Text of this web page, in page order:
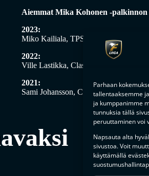
Parhaan
tallentaaksemme
ja kumppanimme
tunnuksia tällä
peruuttaminen voi
Napsauta alta
sivustoa. Voit
käyttämällä
Aiemmat Mika Kohonen -
2023:
Miko Kailiala, TPS
2022:
Ville Lastikka, Classic
2021:
Sami Johansson, Classic